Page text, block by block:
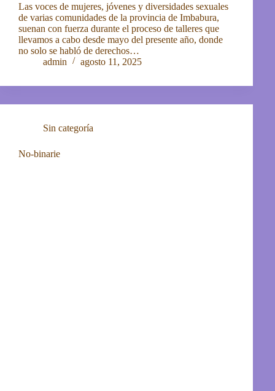
Las voces de mujeres, jóvenes y diversidades sexuales
de varias comunidades de la provincia de Imbabura,
suenan con fuerza durante el proceso de talleres que
llevamos a cabo desde mayo del presente año, donde
no solo se habló de derechos…
admin
agosto 11, 2025
Sin categoría
No-binarie